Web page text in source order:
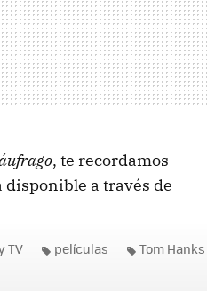
, te recordamos
a través de
TV películas Tom Hanks